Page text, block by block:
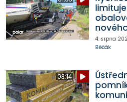
4. srpna
Běčák
03:14